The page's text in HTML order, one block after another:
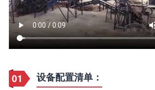
01 设备配置清单：